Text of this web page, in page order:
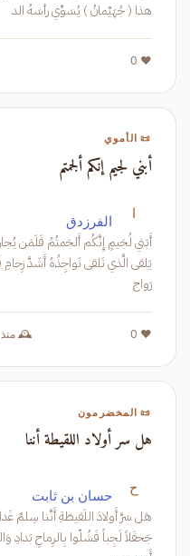
هذا ( جُهَيْمانُ ) يُسَوِّي رأسَهُ الد
❤️ 0
📜 الأموي
أبني لجيم إنكم ألجمتم
ا الفرزدق
رَواج
❤️ 0 🕰️ منذ 1,294 عام
📜 المخضرمون
هل سر أولاد اللقيطة أننا
ح حسان بن ثابت